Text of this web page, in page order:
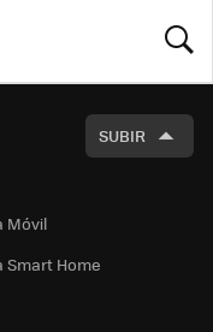
SUBIR
Móvil
Smart Home